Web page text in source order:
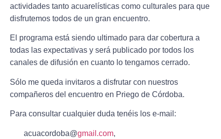
actividades tanto acuarelísticas como culturales para que
disfrutemos todos de un gran encuentro.
El programa está siendo ultimado para dar cobertura a
todas las expectativas y será publicado por todos los
canales de difusión en cuanto lo tengamos cerrado.
Sólo me queda invitaros a disfrutar con nuestros
compañeros del encuentro en Priego de Córdoba.
Para consultar cualquier duda tenéis los e-mail:
acuacordoba@gmail.com,